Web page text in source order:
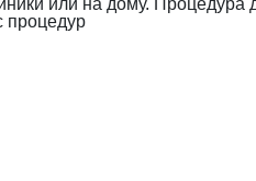
или на дому. Процедура
процедур